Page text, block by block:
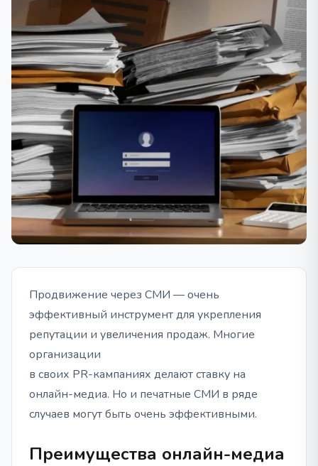
Продвижение через СМИ — очень
эффективный инструмент для укрепления
репутации и увеличения продаж. Многие
организации
в своих PR-кампаниях делают ставку на
онлайн-медиа. Но и печатные СМИ в ряде
случаев могут быть очень эффективными.
Преимущества онлайн-медиа